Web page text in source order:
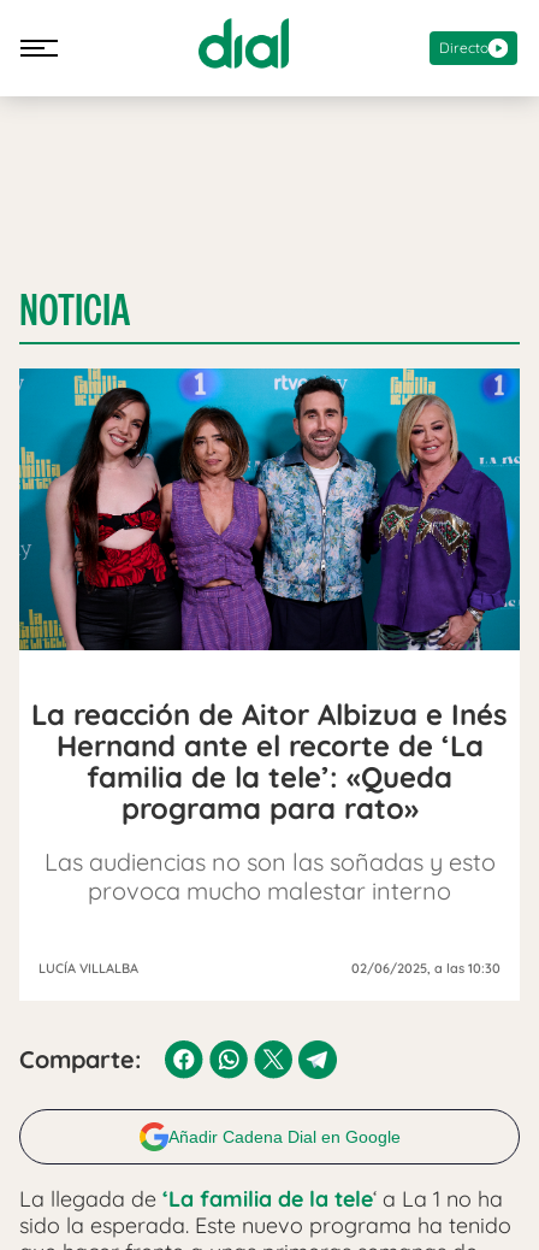
Directo
NOTICIA
La reacción de Aitor Albizua e Inés
Hernand ante el recorte de ‘La
familia de la tele’: «Queda
programa para rato»
Las audiencias no son las soñadas y esto
provoca mucho malestar interno
LUCÍA VILLALBA 02/06/2025, a las 10:30
Comparte:
Añadir Cadena Dial en Google
La llegada de ‘La familia de la tele‘ a La 1 no ha
sido la esperada. Este nuevo programa ha tenido